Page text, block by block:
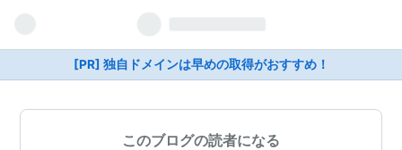
[PR] 独自ドメインは早めの取得がおすすめ！
このブログの読者になる